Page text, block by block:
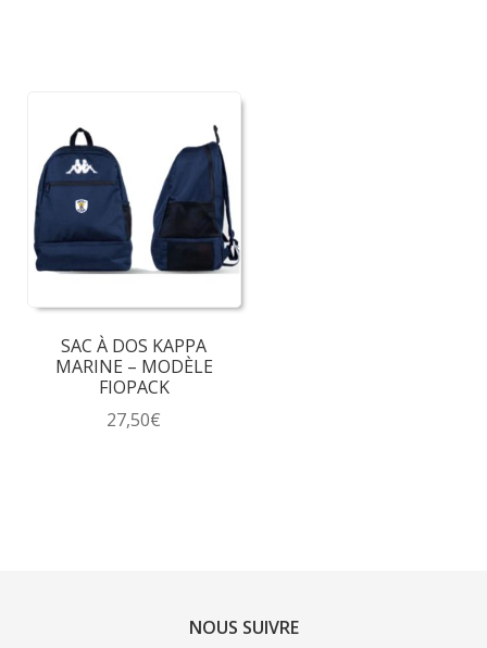
SAC À DOS KAPPA
MARINE – MODÈLE
FIOPACK
27,50€
NOUS SUIVRE